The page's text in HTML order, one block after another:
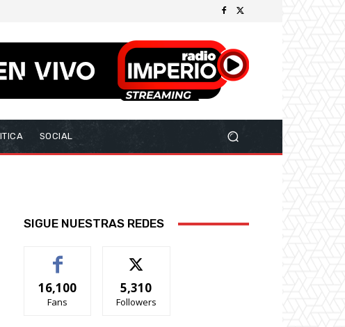
SOCIAL
SIGUE NUESTRAS REDES
16,100
Fans
5,310
Followers